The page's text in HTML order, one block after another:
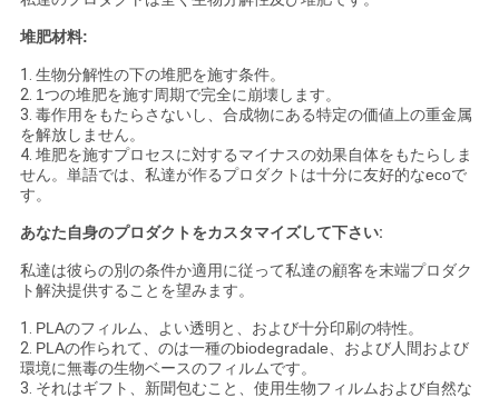
ー
ス
引
金
を
求
め
て
堆肥材料:
1. 生物分解性の下の堆肥を施す条件。
2. 1つの堆肥を施す周期で完全に崩壊します。
3. 毒作用をもたらさないし、合成物にある特定の価値上の重金属
を解放しません。
4. 堆肥を施すプロセスに対するマイナスの効果自体をもたらしま
せん。単語では、私達が作るプロダクトは十分に友好的なecoで
す。
あなた自身のプロダクトをカスタマイズして下さい:
私達は彼らの別の条件か適用に従って私達の顧客を末端プロダク
ト解決提供することを望みます。
1. PLAのフィルム、よい透明と、および十分印刷の特性。
2. PLAの作られて、のは一種のbiodegradale、および人間および
環境に無毒の生物ベースのフィルムです。
3. それはギフト、新聞包むこと、使用生物フィルムおよび自然な